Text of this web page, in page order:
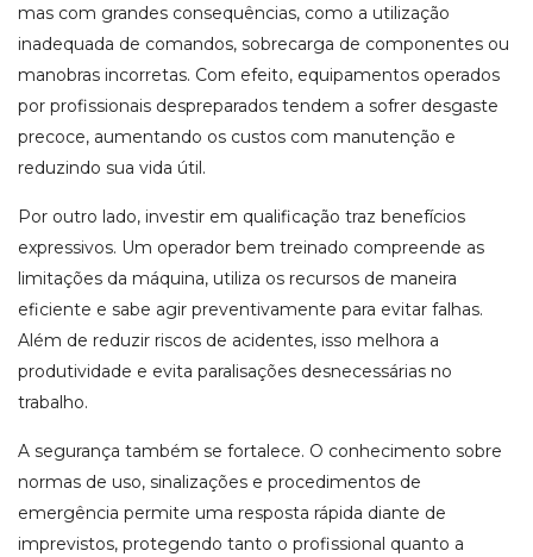
mas com grandes consequências, como a utilização
inadequada de comandos, sobrecarga de componentes ou
manobras incorretas. Com efeito, equipamentos operados
por profissionais despreparados tendem a sofrer desgaste
precoce, aumentando os custos com manutenção e
reduzindo sua vida útil.
Por outro lado, investir em qualificação traz benefícios
expressivos. Um operador bem treinado compreende as
limitações da máquina, utiliza os recursos de maneira
eficiente e sabe agir preventivamente para evitar falhas.
Além de reduzir riscos de acidentes, isso melhora a
produtividade e evita paralisações desnecessárias no
trabalho.
A segurança também se fortalece. O conhecimento sobre
normas de uso, sinalizações e procedimentos de
emergência permite uma resposta rápida diante de
imprevistos, protegendo tanto o profissional quanto a